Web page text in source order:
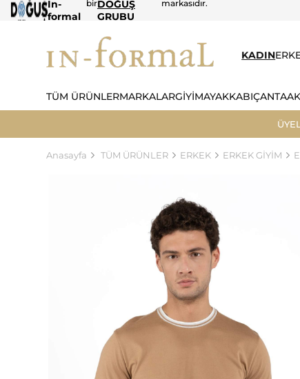
In-
formal
birDOĞUŞ
GRUBU
markasıdır.
KADIN
TÜM ÜRÜNLERMARKALARGİYİMAYAKKABIÇANTA
Anasayfa TÜM ÜRÜNLER ERKEK ERKEK GİYİM